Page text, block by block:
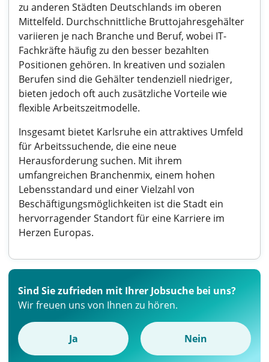
zu anderen Städten Deutschlands im oberen
Mittelfeld. Durchschnittliche Bruttojahresgehälter
variieren je nach Branche und Beruf, wobei IT-
Fachkräfte häufig zu den besser bezahlten
Positionen gehören. In kreativen und sozialen
Berufen sind die Gehälter tendenziell niedriger,
bieten jedoch oft auch zusätzliche Vorteile wie
flexible Arbeitszeitmodelle.
Insgesamt bietet Karlsruhe ein attraktives Umfeld
für Arbeitssuchende, die eine neue
Herausforderung suchen. Mit ihrem
umfangreichen Branchenmix, einem hohen
Lebensstandard und einer Vielzahl von
Beschäftigungsmöglichkeiten ist die Stadt ein
hervorragender Standort für eine Karriere im
Herzen Europas.
Sind Sie zufrieden mit Ihrer Jobsuche bei uns?
Wir freuen uns von Ihnen zu hören.
Ja Nein